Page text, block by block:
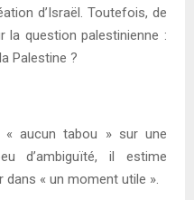
d’Israël. Toutefois, de
la question palestinienne :
Palestine ?
« aucun tabou » sur une
d’ambiguïté, il estime
dans « un moment utile ».